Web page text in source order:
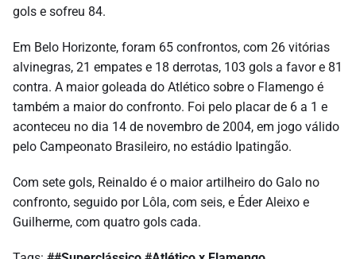
gols e sofreu 84.
Em Belo Horizonte, foram 65 confrontos, com 26 vitórias
alvinegras, 21 empates e 18 derrotas, 103 gols a favor e 81
contra. A maior goleada do Atlético sobre o Flamengo é
também a maior do confronto. Foi pelo placar de 6 a 1 e
aconteceu no dia 14 de novembro de 2004, em jogo válido
pelo Campeonato Brasileiro, no estádio Ipatingão.
Com sete gols, Reinaldo é o maior artilheiro do Galo no
confronto, seguido por Lôla, com seis, e Éder Aleixo e
Guilherme, com quatro gols cada.